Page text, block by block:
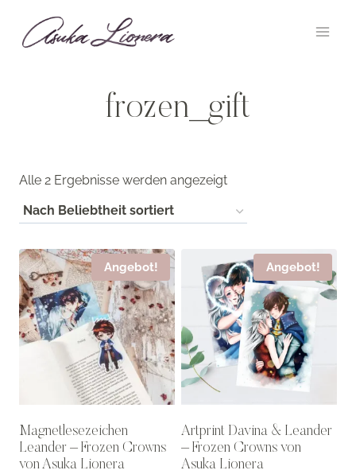
Inhalt
springen
frozen_gift
Alle 2 Ergebnisse werden angezeigtNach
sortiert
Angebot!
Magnetlesezeichen
Leander – Frozen Crowns
von Asuka Lionera
Angebot!
Artprint Davina & Leander
– Frozen Crowns von
Asuka Lionera